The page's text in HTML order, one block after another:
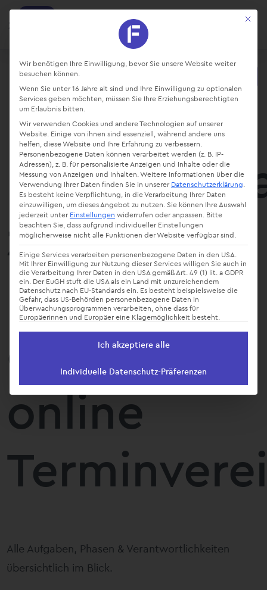
Projekte und Aufgaben managen
Kostenlos - Bei Google Play
Ansehen
Login
zur
Einführung
einer
online
Alle Aufgaben, Phasen & Verantwortlichkeiten
übersichtlich im Blick.
Mit
Datenschutz-Präferenz
Wir benötigen Ihre Einwilligung, bevor Sie unsere Website weiter
besuchen können.
Wenn Sie unter 16 Jahre alt sind und Ihre Einwilligung zu optionalen
Services geben möchten, müssen Sie Ihre Erziehungsberechtigten
um Erlaubnis bitten.
Wir verwenden Cookies und andere Technologien auf unserer
Website. Einige von ihnen sind essenziell, während andere uns
helfen, diese Website und Ihre Erfahrung zu verbessern.
Personenbezogene Daten können verarbeitet werden (z. B. IP-
Adressen), z. B. für personalisierte Anzeigen und Inhalte oder die
Messung von Anzeigen und Inhalten.Weitere Informationen über die
Verwendung Ihrer Daten finden Sie in unserer Datenschutzerklärung.
Es besteht keine Verpflichtung, in die Verarbeitung Ihrer Daten
einzuwilligen, um dieses Angebot zu nutzen. Sie können Ihre Auswahl
jederzeit unter Einstellungen widerrufen oder anpassen. Bitte
beachten Sie, dass aufgrund individueller Einstellungen
möglicherweise nicht alle Funktionen der Website verfügbar sind.
Einige Services verarbeiten personenbezogene Daten in den USA.
Mit Ihrer Einwilligung zur Nutzung dieser Services willigen Sie auch in
die Verarbeitung Ihrer Daten in den USA gemäß Art. 49 (1) lit. a GDPR
ein. Der EuGH stuft die USA als ein Land mit unzureichendem
Datenschutz nach EU-Standards ein. Es besteht beispielsweise die
Gefahr, dass US-Behörden personenbezogene Daten in
Überwachungsprogrammen verarbeiten, ohne dass für
Europäerinnen und Europäer eine Klagemöglichkeit besteht.
Ich akzeptiere alle
Individuelle Datenschutz-Präferenzen